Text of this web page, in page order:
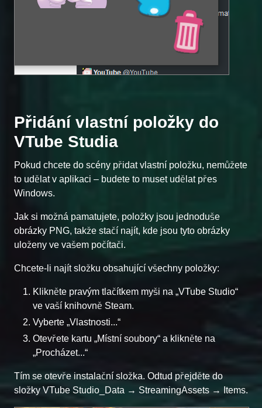
Přidání vlastní položky do
VTube Studia
Pokud chcete do scény přidat vlastní položku, nemůžete
to udělat v aplikaci – budete to muset udělat přes
Windows.
Jak si možná pamatujete, položky jsou jednoduše
obrázky PNG, takže stačí najít, kde jsou tyto obrázky
uloženy ve vašem počítači.
Chcete-li najít složku obsahující všechny položky:
Klikněte pravým tlačítkem myši na „VTube Studio“
ve vaší knihovně Steam.
Vyberte „Vlastnosti...“
Otevřete kartu „Místní soubory“ a klikněte na
„Procházet...“
Tím se otevře instalační složka. Odtud přejděte do
složky VTube Studio_Data → StreamingAssets → Items.